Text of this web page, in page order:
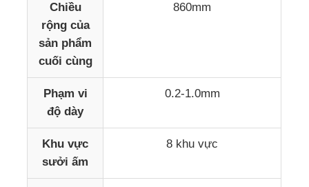
Chiều
rộng của
sản phẩm
cuối cùng
860mm
Phạm vi
độ dày
0.2-1.0mm
Khu vực
sưởi ấm
8 khu vực